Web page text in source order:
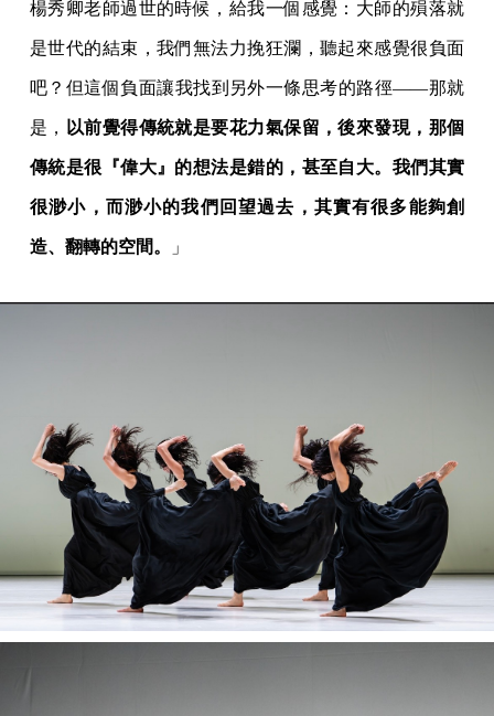
楊秀卿老師過世的時候，給我一個感覺：大師的殞落就
是世代的結束，我們無法力挽狂瀾，聽起來感覺很負面
吧？但這個負面讓我找到另外一條思考的路徑——那就
是， 以前覺得傳統就是要花力氣保留，後來發現，那個
傳統是很『偉大』的想法是錯的，甚至自大。我們其實
很渺小，而渺小的我們回望過去，其實有很多能夠創
造、翻轉的空間。 」